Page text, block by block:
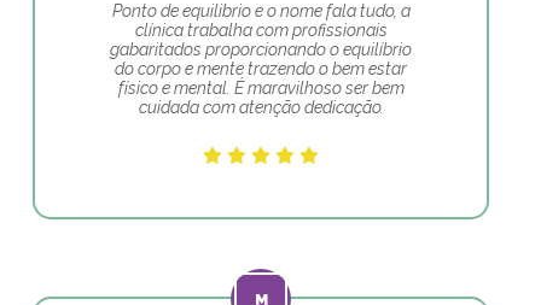
Ponto de equilibrio e o nome fala tudo, a
clínica trabalha com profissionais
gabaritados proporcionando o equilíbrio
do corpo e mente trazendo o bem estar
físico e mental. É maravilhoso ser bem
cuidada com atenção dedicação.